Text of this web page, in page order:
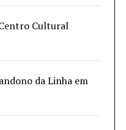
Cultural
da Linha em